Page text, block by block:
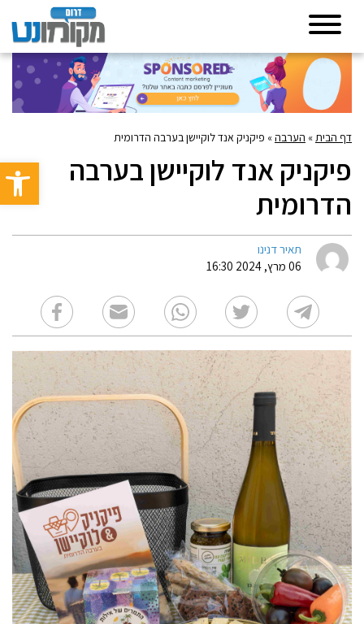
פתח
דף הבית» הערבה» פיקניק אנד לוקיישן בערבה הדרומית
פיקניק אנד לוקיישן בערבה
הדרומית
תאיר דנינו
06 מרץ, 2024 16:30